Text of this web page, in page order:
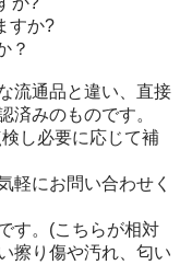
すか?
？
流通品と違い、直接
済みのものです。
し必要に応じて補
軽にお問い合わせく
す。(こちらが相対
擦り傷や汚れ、匂い